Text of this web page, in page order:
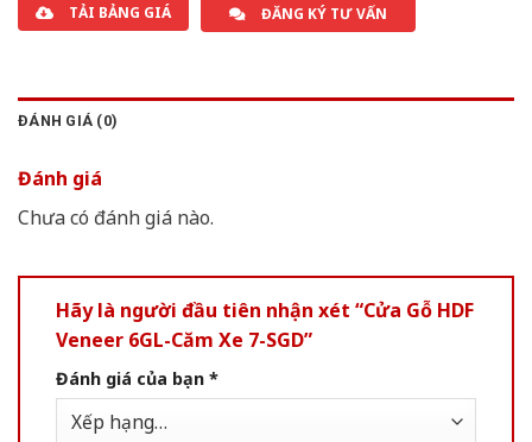
TẢI BẢNG GIÁ ĐĂNG KÝ TƯ VẤN
ĐÁNH GIÁ (0)
Đánh giá
Chưa có đánh giá nào.
Hãy là người đầu tiên nhận xét “Cửa Gỗ HDF
Veneer 6GL-Căm Xe 7-SGD”
Đánh giá của bạn *